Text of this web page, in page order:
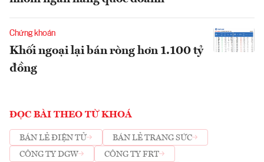
Chứng khoán
Khối ngoại lại bán ròng hơn 1.100 tỷ
đồng
ĐỌC BÀI THEO TỪ KHOÁ
BÁN LẺ ĐIỆN TỬ
BÁN LẺ TRANG SỨC
CÔNG TY DGW
CÔNG TY FRT